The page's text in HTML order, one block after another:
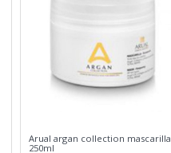
Arual argan collection mascarilla
250ml